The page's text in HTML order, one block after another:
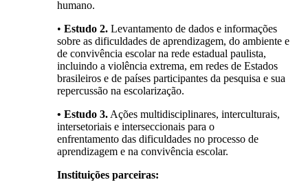
humano.
• Estudo 2. Levantamento de dados e informações
sobre as dificuldades de aprendizagem, do ambiente e
de convivência escolar na rede estadual paulista,
incluindo a violência extrema, em redes de Estados
brasileiros e de países participantes da pesquisa e sua
repercussão na escolarização.
• Estudo 3. Ações multidisciplinares, interculturais,
intersetoriais e interseccionais para o
enfrentamento das dificuldades no processo de
aprendizagem e na convivência escolar.
Instituições parceiras: